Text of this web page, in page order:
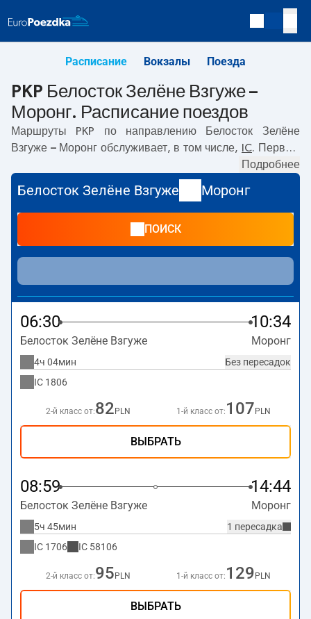
Расписание Вокзалы Поезда
PKP Белосток Зелёне Взгуже –
Моронг. Расписание поездов
Маршруты PKP по направлению
Белосток Зелёне
Взгуже – Моронг обслуживает, в том числе, IC. Первый
с вокзала PKP
отправляется в 16:28. Самое быстрое путешествие
предлагает прямой поездBIEBRZA. Поездка на нём
. По маршрутуБелосток Зелёне Взгуже
Моронгтакже курсируют другие поезда:- предлагают
более низкую цену билета и, как правило, более долгое
время в пути. Поезд заканчивает маршрут на станции
Моронг.
Подробнее
Белосток Зелёне Взгуже Моронг
ПОИСК
06:30 10:34
Белосток Зелёне Взгуже Моронг
Без пересадок
4ч 04мин
IC 1806
2-й класс от:82 PLN 1-й класс от: 107 PLN
ВЫБРАТЬ
08:59 14:44
Белосток Зелёне Взгуже Моронг
1 пересадка
5ч 45мин
IC 1706 IC 58106
2-й класс от:95 PLN 1-й класс от: 129 PLN
ВЫБРАТЬ